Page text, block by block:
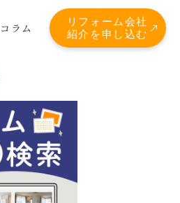
コラム
リフォーム会社
紹介を申し込む